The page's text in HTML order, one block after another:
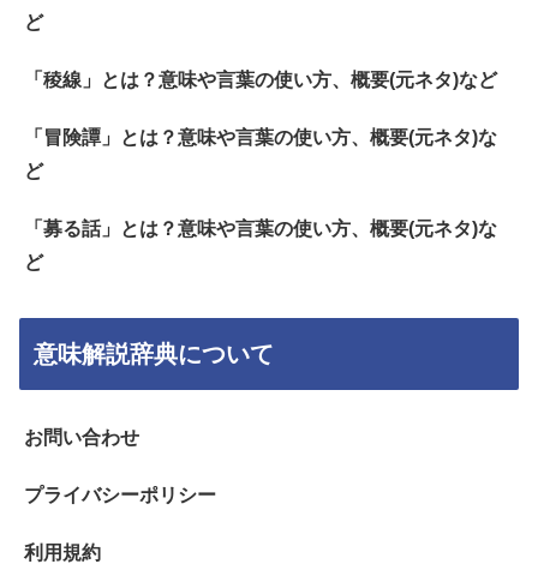
ど
「稜線」とは？意味や言葉の使い方、概要(元ネタ)など
「冒険譚」とは？意味や言葉の使い方、概要(元ネタ)な
ど
「募る話」とは？意味や言葉の使い方、概要(元ネタ)な
ど
意味解説辞典について
お問い合わせ
プライバシーポリシー
利用規約